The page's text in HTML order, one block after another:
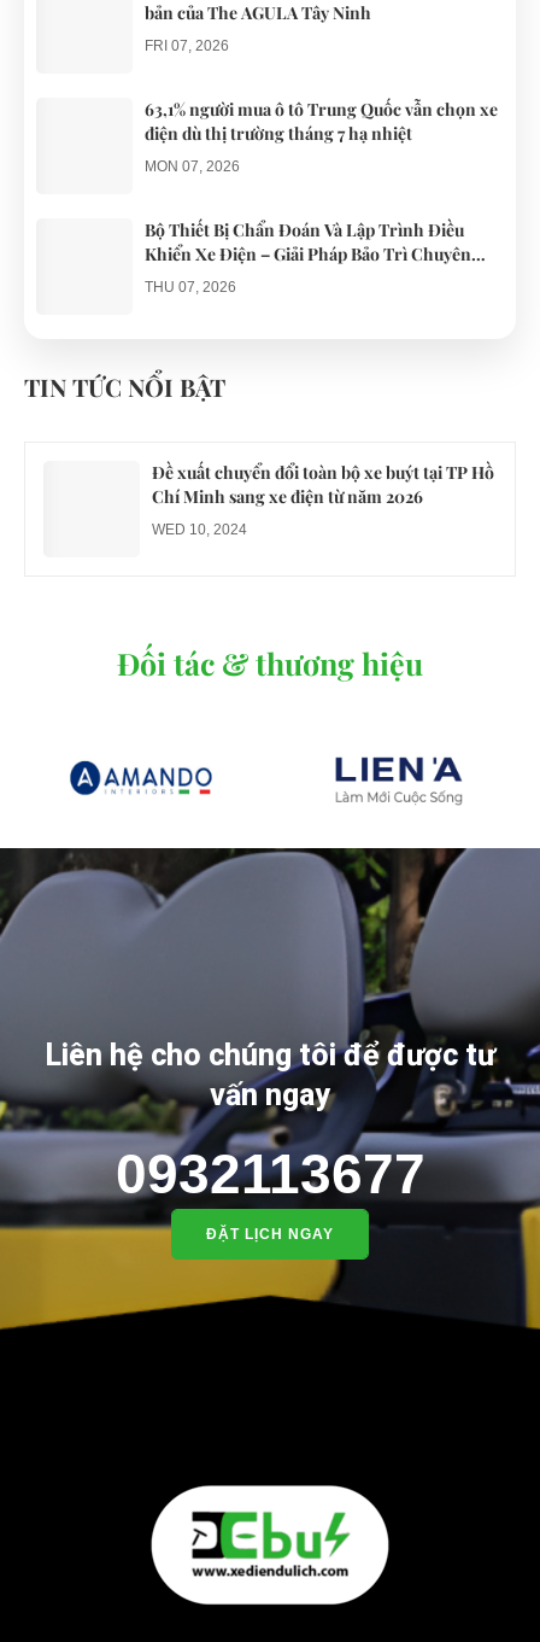
bản của The AGULA Tây Ninh
FRI 07, 2026
63,1% người mua ô tô Trung Quốc vẫn chọn xe
điện dù thị trường tháng 7 hạ nhiệt
MON 07, 2026
Bộ Thiết Bị Chẩn Đoán Và Lập Trình Điều
Khiển Xe Điện – Giải Pháp Bảo Trì Chuyên
Nghiệp
THU 07, 2026
gổ khi đón du khách ở Quy Nhơn
TIN TỨC NỔI BẬT
Đề xuất chuyển đổi toàn bộ xe buýt tại TP Hồ
Chí Minh sang xe điện từ năm 2026
WED 10, 2024
Đối tác & thương hiệu
Liên hệ cho chúng tôi để được tư
vấn ngay
0932113677
ĐẶT LỊCH NGAY